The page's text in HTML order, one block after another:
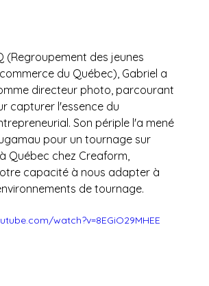
(Regroupement des jeunes
du Québec), Gabriel a
directeur photo, parcourant
capturer l'essence du
Son périple l'a mené
pour un tournage sur
Québec chez Creaform,
capacité à nous adapter à
de tournage.
watch?v=8EGiO29MHEE